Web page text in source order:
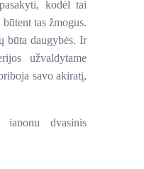
kodėl tai
tas žmogus.
būta daugybės. Ir
užvaldytame
savo akiratį,
dvasinis
esybės kreipiasi į